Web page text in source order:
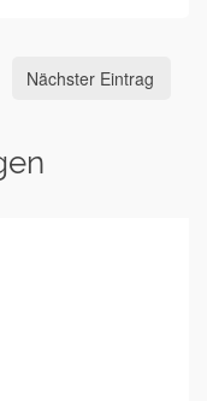
Nächster Eintrag